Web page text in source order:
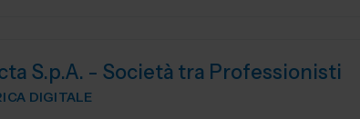
S.p.A. - Società tra Professionisti
DIGITALE